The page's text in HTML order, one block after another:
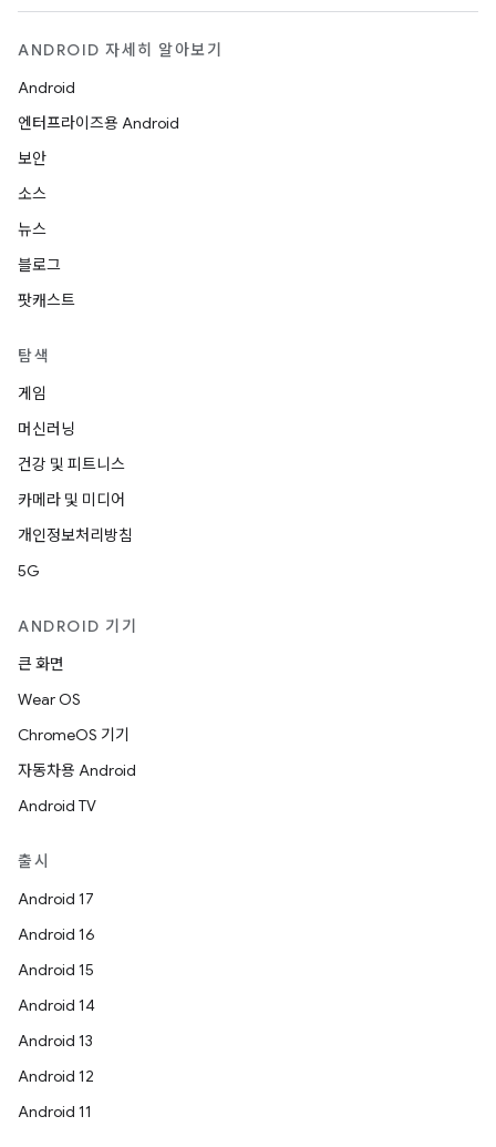
ANDROID 자세히 알아보기
Android
엔터프라이즈용 Android
보안
소스
뉴스
블로그
팟캐스트
탐색
게임
머신러닝
건강 및 피트니스
카메라 및 미디어
개인정보처리방침
5G
ANDROID 기기
큰 화면
Wear OS
ChromeOS 기기
자동차용 Android
Android TV
출시
Android 17
Android 16
Android 15
Android 14
Android 13
Android 12
Android 11